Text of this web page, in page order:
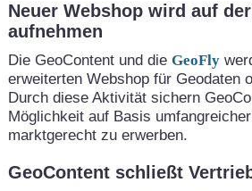
Neuer Webshop wird auf
aufnehmen
Die GeoContent und die GeoFly
erweiterten Webshop für Geodaten
Durch diese Aktivität sichern
Möglichkeit auf Basis
marktgerecht zu erwerben.
GeoContent schließt